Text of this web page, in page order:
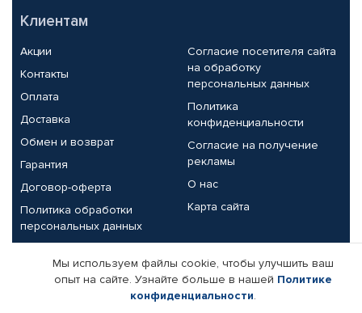
Клиентам
Акции
Контакты
Оплата
Доставка
Обмен и возврат
Гарантия
Договор-оферта
Политика обработки
персональных данных
Согласие посетителя сайта
на обработку
персональных данных
Политика
конфиденциальности
Согласие на получение
рекламы
О нас
Карта сайта
Партнерам
Корпоративным клиентам
Реквизиты компании
Мы используем файлы cookie, чтобы улучшить ваш
опыт на сайте. Узнайте больше в нашей Политике
конфиденциальности.